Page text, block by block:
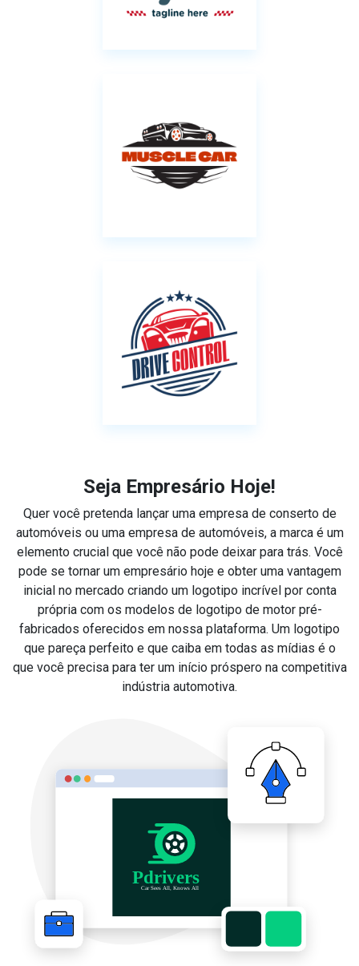
Seja Empresário Hoje!
Quer você pretenda lançar uma empresa de conserto de
automóveis ou uma empresa de automóveis, a marca é um
elemento crucial que você não pode deixar para trás. Você
pode se tornar um empresário hoje e obter uma vantagem
inicial no mercado criando um logotipo incrível por conta
própria com os modelos de logotipo de motor pré-
fabricados oferecidos em nossa plataforma. Um logotipo
que pareça perfeito e que caiba em todas as mídias é o
que você precisa para ter um início próspero na competitiva
indústria automotiva.